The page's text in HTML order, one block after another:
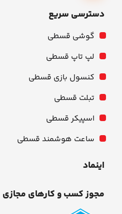
دسترسی سریع
گوشی قسطی
لپ تاپ قسطی
کنسول بازی قسطی
تبلت قسطی
اسپیکر قسطی
ساعت هوشمند قسطی
اینماد
مجوز کسب و کارهای مجازی